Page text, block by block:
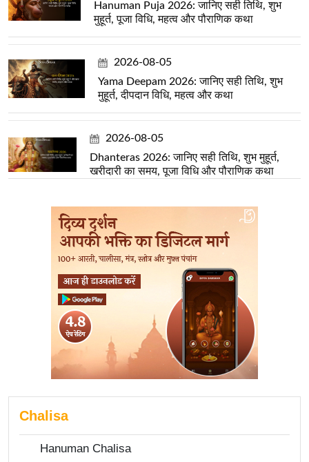
Hanuman Puja 2026: जानिए सही तिथि, शुभ
मुहूर्त, पूजा विधि, महत्व और पौराणिक कथा
2026-08-05
Yama Deepam 2026: जानिए सही तिथि, शुभ
मुहूर्त, दीपदान विधि, महत्व और कथा
2026-08-05
Dhanteras 2026: जानिए सही तिथि, शुभ मुहूर्त,
खरीदारी का समय, पूजा विधि और पौराणिक कथा
Chalisa
Hanuman Chalisa